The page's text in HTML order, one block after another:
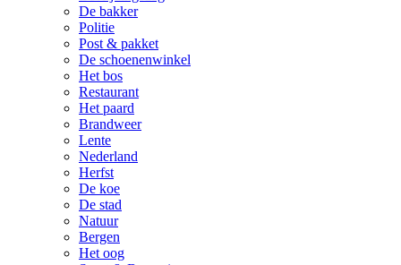
De bakker
Politie
Post & pakket
De schoenenwinkel
Het bos
Restaurant
Het paard
Brandweer
Lente
Nederland
Herfst
De koe
De stad
Natuur
Bergen
Het oog